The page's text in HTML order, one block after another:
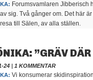
Forumsvamlaren Jibberisch
sig. Två gånger om. Det här
till Sälen, av alla ställen.
”GRÄV DÄR
24 | 1 KOMMENTAR
Vi konsumerar